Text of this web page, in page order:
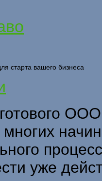
старта вашего бизнеса
уже